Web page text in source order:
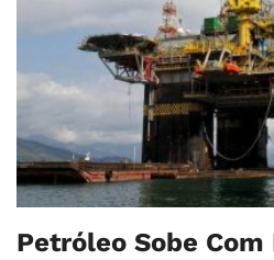
Petróleo Sobe